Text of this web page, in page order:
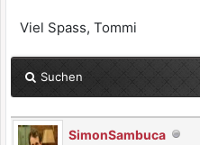
Viel Spass, Tommi
Suchen
SimonSambuca